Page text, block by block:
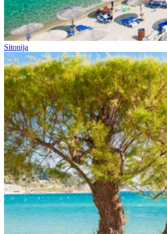
Sitonija